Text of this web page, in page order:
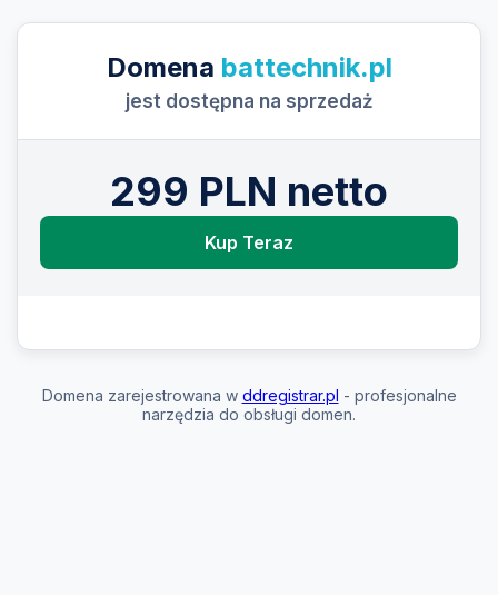
Domena battechnik.pl
jest dostępna na sprzedaż
299 PLN netto
Kup Teraz
Domena zarejestrowana w ddregistrar.pl - profesjonalne
narzędzia do obsługi domen.